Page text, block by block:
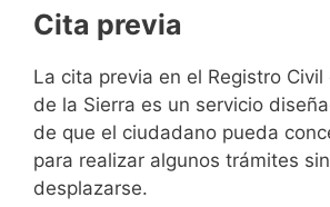
Cita previa
​​​​​​​​​​​​​​​​​​​​​​​​​​​​La cita previa en el Registro
de la Sierra es un servicio
de que el ciudadano pueda
para realizar algunos trámites
desplazarse.​